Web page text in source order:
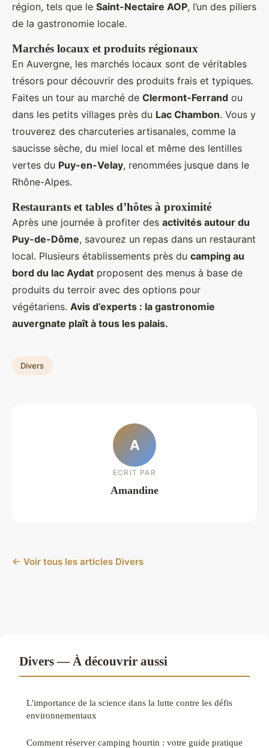
région, tels que le Saint-Nectaire AOP, l’un des piliers
de la gastronomie locale.
Marchés locaux et produits régionaux
En Auvergne, les marchés locaux sont de véritables
trésors pour découvrir des produits frais et typiques.
Faites un tour au marché de Clermont-Ferrand ou
dans les petits villages près du Lac Chambon. Vous y
trouverez des charcuteries artisanales, comme la
saucisse sèche, du miel local et même des lentilles
vertes du Puy-en-Velay, renommées jusque dans le
Rhône-Alpes.
Restaurants et tables d’hôtes à proximité
Après une journée à profiter des activités autour du
Puy-de-Dôme, savourez un repas dans un restaurant
local. Plusieurs établissements près du camping au
bord du lac Aydat proposent des menus à base de
produits du terroir avec des options pour
végétariens. Avis d’experts : la gastronomie
auvergnate plaît à tous les palais.
Divers
A
ECRIT PAR
Amandine
← Voir tous les articles Divers
Divers — À découvrir aussi
L'importance de la science dans la lutte contre les défis
environnementaux
Comment réserver camping hourtin : votre guide pratique